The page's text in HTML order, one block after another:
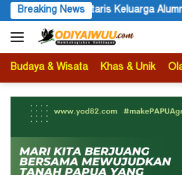
Langsung
ke
konten
Breaking News
Fisip Uncen Sempat
Budaya & Wisata Khas & Unik